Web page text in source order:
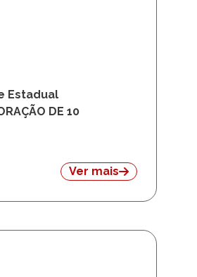
Estadual
DE 10
Ver mais